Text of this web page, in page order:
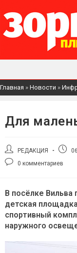
Главная » Новости »
Для
Автор
записи:
РЕДАКЦИЯ
Комментарии
0 комментариев
В посёлке Вильва
детская
спортивный
наружного